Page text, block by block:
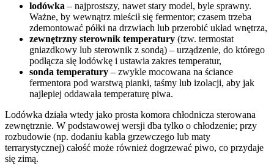
lodówka – najprostszy, nawet stary model, byle sprawny.
Ważne, by wewnątrz mieścił się fermentor; czasem trzeba
zdemontować półki na drzwiach lub przerobić układ wnętrza,
zewnętrzny sterownik temperatury (tzw. termostat
gniazdkowy lub sterownik z sondą) – urządzenie, do którego
podłącza się lodówkę i ustawia zakres temperatur,
sonda temperatury – zwykle mocowana na ściance
fermentora pod warstwą pianki, taśmy lub izolacji, aby jak
najlepiej oddawała temperaturę piwa.
Lodówka działa wtedy jako prosta komora chłodnicza sterowana
zewnętrznie. W podstawowej wersji dba tylko o chłodzenie; przy
rozbudowie (np. dodaniu kabla grzewczego lub maty
terrarystycznej) całość może również dogrzewać piwo, co przydaje
się zimą.